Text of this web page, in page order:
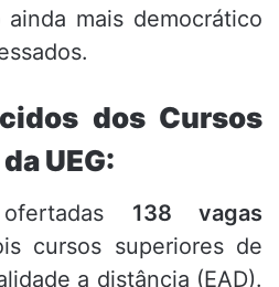
mais democrático
dos Cursos
UEG:
138 vagas
cursos superiores de
a distância (EAD).